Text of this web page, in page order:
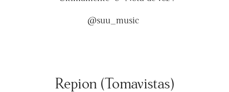
@suu_music
Repion (Tomavistas)